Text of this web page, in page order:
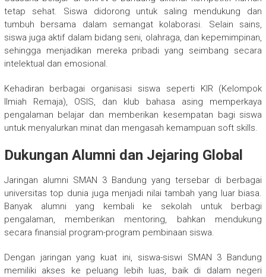
tetap sehat. Siswa didorong untuk saling mendukung dan
tumbuh bersama dalam semangat kolaborasi. Selain sains,
siswa juga aktif dalam bidang seni, olahraga, dan kepemimpinan,
sehingga menjadikan mereka pribadi yang seimbang secara
intelektual dan emosional.
Kehadiran berbagai organisasi siswa seperti KIR (Kelompok
Ilmiah Remaja), OSIS, dan klub bahasa asing memperkaya
pengalaman belajar dan memberikan kesempatan bagi siswa
untuk menyalurkan minat dan mengasah kemampuan soft skills.
Dukungan Alumni dan Jejaring Global
Jaringan alumni SMAN 3 Bandung yang tersebar di berbagai
universitas top dunia juga menjadi nilai tambah yang luar biasa.
Banyak alumni yang kembali ke sekolah untuk berbagi
pengalaman, memberikan mentoring, bahkan mendukung
secara finansial program-program pembinaan siswa.
Dengan jaringan yang kuat ini, siswa-siswi SMAN 3 Bandung
memiliki akses ke peluang lebih luas, baik di dalam negeri